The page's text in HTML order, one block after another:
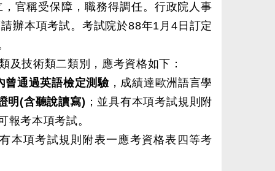
官稱受保障，職務得調任。行政院人事
辦本項考試。考試院於88年1月4日訂定
及技術類二類別，應考資格如下：
曾通過英語檢定測驗，成績達歐洲語言學
明(含聽說讀寫) ；並具有本項考試規則附
報考本項考試。
項考試規則附表一應考資格表四等考